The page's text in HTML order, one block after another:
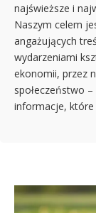
najświeższe i
Naszym celem
angażujących
wydarzeniami
ekonomii, przez
społeczeństwo
informacje, które